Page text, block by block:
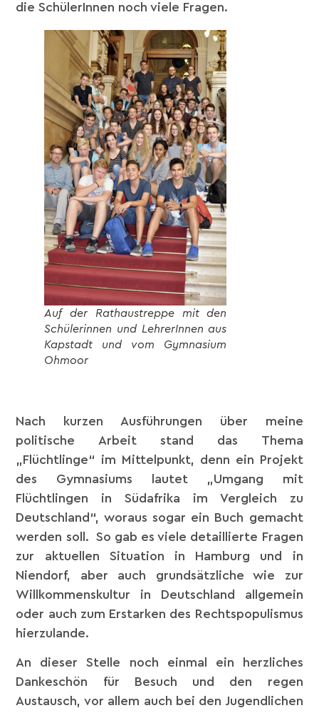
die SchülerInnen noch viele Fragen.
Auf der Rathaustreppe mit den
Schülerinnen und LehrerInnen aus
Kapstadt und vom Gymnasium
Ohmoor
Nach kurzen Ausführungen über meine
politische Arbeit stand das Thema
„Flüchtlinge“ im Mittelpunkt, denn ein Projekt
des Gymnasiums lautet „Umgang mit
Flüchtlingen in Südafrika im Vergleich zu
Deutschland“, woraus sogar ein Buch gemacht
werden soll. So gab es viele detaillierte Fragen
zur aktuellen Situation in Hamburg und in
Niendorf, aber auch grundsätzliche wie zur
Willkommenskultur in Deutschland allgemein
oder auch zum Erstarken des Rechtspopulismus
hierzulande.
An dieser Stelle noch einmal ein herzliches
Dankeschön für Besuch und den regen
Austausch, vor allem auch bei den Jugendlichen